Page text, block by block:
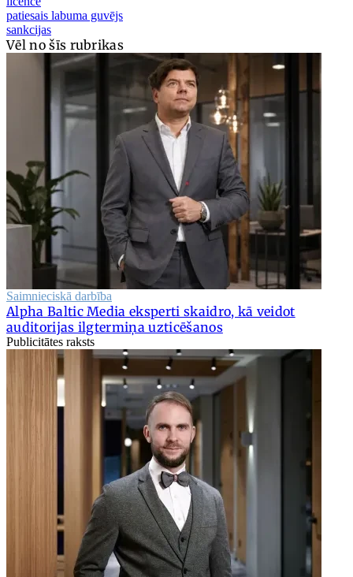
patiesais labuma guvējs
sankcijas
Vēl no šīs rubrikas
Saimnieciskā darbība
Alpha Baltic Media eksperti skaidro, kā veidot
auditorijas ilgtermiņa uzticēšanos
Publicitātes raksts